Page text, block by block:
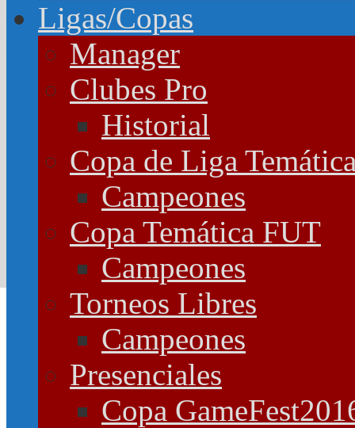
Ligas/Copas
Manager
Clubes Pro
Historial
Copa de Liga
Campeones
Copa Temática FUT
Campeones
Torneos Libres
Campeones
Presenciales
Copa